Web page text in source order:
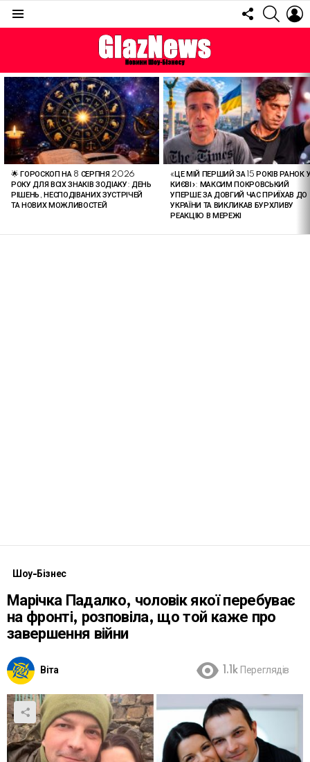
FOLLOW
US
ОСТАННІ
СТАТТІ
🌟 ГОРОСКОП НА 8 СЕРПНЯ 2026
РОКУ ДЛЯ ВСІХ ЗНАКІВ ЗОДІАКУ: ДЕНЬ
РІШЕНЬ, НЕСПОДІВАНИХ ЗУСТРІЧЕЙ
ТА НОВИХ МОЖЛИВОСТЕЙ
«ЦЕ МІЙ ПЕРШИЙ ЗА 15 РОКІВ РАНОК
КИЄВІ»: МАКСИМ ПОКРОВСЬКИЙ
УПЕРШЕ ЗА ДОВГИЙ ЧАС ПРИЇХАВ ДО
УКРАЇНИ ТА ВИКЛИКАВ БУРХЛИВУ
РЕАКЦІЮ В МЕРЕЖІ
Шоу-Бізнес
Марічка Падалко, чоловік якої перебуває
на фронті, розповіла, що той каже про
завершення війни
Віта 1.1k Переглядів